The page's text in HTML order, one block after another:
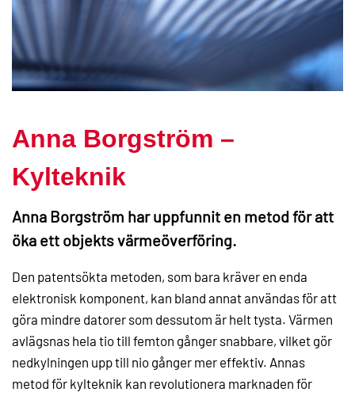
Anna Borgström –
Kylteknik
Anna Borgström har uppfunnit en metod för att
öka ett objekts värmeöverföring.
Den patentsökta metoden, som bara kräver en enda
elektronisk komponent, kan bland annat användas för att
göra mindre datorer som dessutom är helt tysta. Värmen
avlägsnas hela tio till femton gånger snabbare, vilket gör
nedkylningen upp till nio gånger mer effektiv. Annas
metod för kylteknik kan revolutionera marknaden för